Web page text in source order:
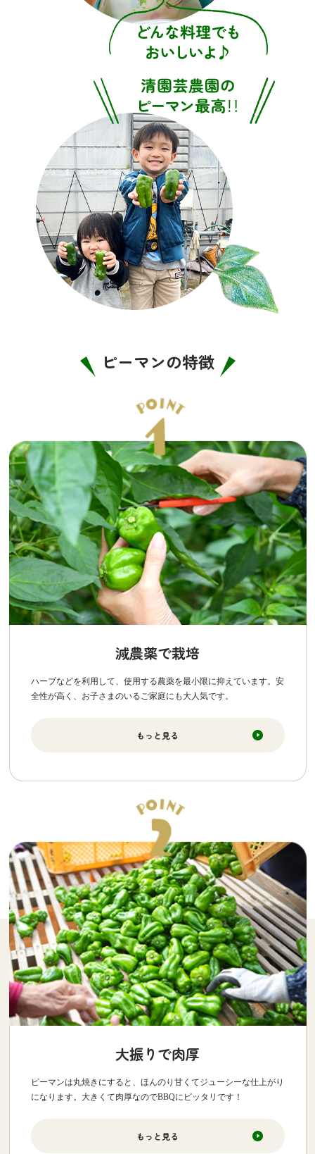
ピーマンの特徴
減農薬で栽培
ハーブなどを利用して、使用する農薬を最小限に抑えています。安
全性が高く、お子さまのいるご家庭にも大人気です。
もっと見る
大振りで肉厚
ピーマンは丸焼きにすると、ほんのり甘くてジューシーな仕上がり
になります。大きくて肉厚なのでBBQにピッタリです！
もっと見る